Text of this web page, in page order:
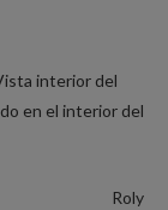
interior del
en el interior del
Roly